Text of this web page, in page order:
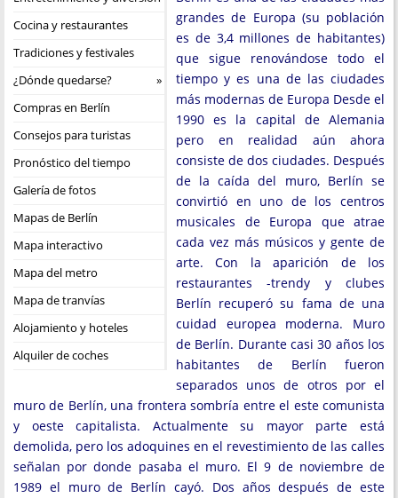
Cocina y restaurantes
Tradiciones y festivales
¿Dónde quedarse?
Compras en Berlín
Consejos para turistas
Pronóstico del tiempo
Galería de fotos
Mapas de Berlín
Mapa interactivo
Mapa del metro
Mapa de tranvías
Alojamiento y hoteles
Alquiler de coches
grandes de Europa (su población
es de 3,4 millones de habitantes)
que sigue renovándose todo el
tiempo y es una de las ciudades
más modernas de Europa Desde el
1990 es la capital de Alemania
pero en realidad aún ahora
consiste de dos ciudades. Después
de la caída del muro, Berlín se
convirtió en uno de los centros
musicales de Europa que atrae
cada vez más músicos y gente de
arte. Con la aparición de los
restaurantes -trendy y clubes
Berlín recuperó su fama de una
cuidad europea moderna. Muro
de Berlín. Durante casi 30 años los
habitantes de Berlín fueron
separados unos de otros por el
muro de Berlín, una frontera sombría entre el este comunista
y oeste capitalista. Actualmente su mayor parte está
demolida, pero los adoquines en el revestimiento de las calles
señalan por donde pasaba el muro. El 9 de noviembre de
1989 el muro de Berlín cayó. Dos años después de este